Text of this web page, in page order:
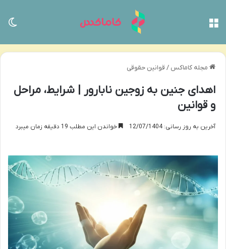
مجله کاماکس / قوانین حقوقی
اهدای جنین به زوجین نابارور | شرایط، مراحل
و قوانین
آخرین به روز رسانی: 12/07/1404 خواندن این مطلب 19 دقیقه زمان میبرد